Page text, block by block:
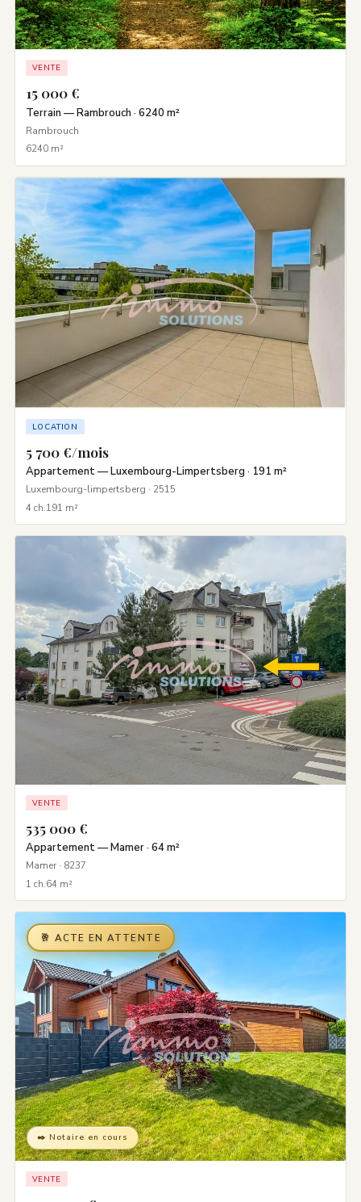
VENTE
15 000 €
Terrain — Rambrouch · 6240 m²
Rambrouch
6240 m²
LOCATION
5 700 €/mois
Appartement — Luxembourg-Limpertsberg · 191 m²
Luxembourg-limpertsberg · 2515
4 ch.191 m²
VENTE
535 000 €
Appartement — Mamer · 64 m²
Mamer · 8237
1 ch.64 m²
🥂 ACTE EN ATTENTE
✒️ Notaire en cours
VENTE